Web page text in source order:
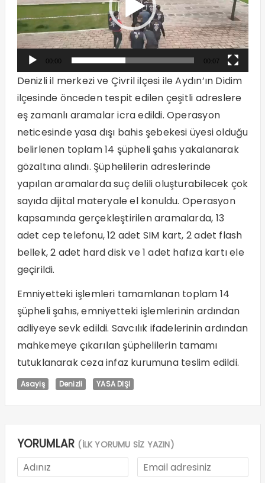
00:00 00:07
Denizli il merkezi ve Çivril ilçesi ile Aydın’ın Didim
ilçesinde önceden tespit edilen çeşitli adreslere
eş zamanlı aramalar icra edildi. Operasyon
neticesinde yasa dışı bahis şebekesi üyesi olduğu
belirlenen toplam 14 şüpheli şahıs yakalanarak
gözaltına alındı. Şüphelilerin adreslerinde
yapılan aramalarda suç delili oluşturabilecek çok
sayıda dijital materyale el konuldu. Operasyon
kapsamında gerçekleştirilen aramalarda, 13
adet cep telefonu, 12 adet SIM kart, 2 adet flash
bellek, 2 adet hard disk ve 1 adet hafıza kartı ele
geçirildi.
Emniyetteki işlemleri tamamlanan toplam 14
şüpheli şahıs, emniyetteki işlemlerinin ardından
adliyeye sevk edildi. Savcılık ifadelerinin ardından
mahkemeye çıkarılan şüphelilerin tamamı
tutuklanarak ceza infaz kurumuna teslim edildi.
Asayiş Denizli YASA DIŞI
YORUMLAR (İLK YORUMU SİZ YAZIN)